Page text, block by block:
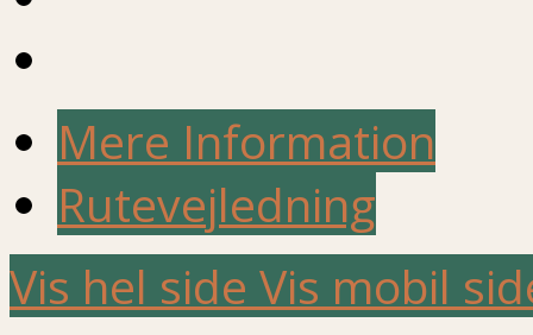
Mere Information
Rutevejledning
Vis hel side Vis mobil